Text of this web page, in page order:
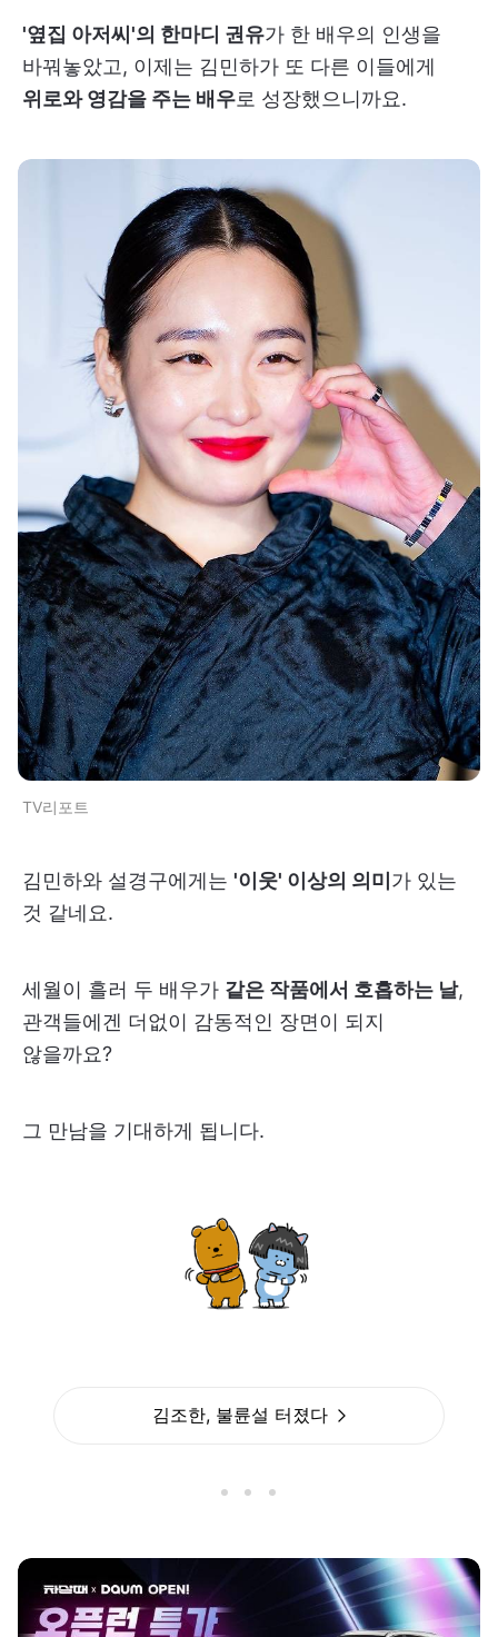
'옆집 아저씨'의 한마디 권유가 한 배우의 인생을
바꿔놓았고, 이제는 김민하가 또 다른 이들에게
위로와 영감을 주는 배우로 성장했으니까요.
TV리포트
김민하와 설경구에게는 '이웃' 이상의 의미 가 있는
것 같네요.
세월이 흘러 두 배우가 같은 작품에서 호흡하는 날,
관객들에겐 더없이 감동적인 장면이 되지
않을까요?
그 만남을 기대하게 됩니다.
김조한, 불륜설 터졌다